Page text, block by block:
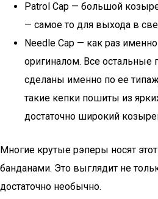
Patrol Cap — большой
— самое то для выхода в
Needle Cap — как раз именно
оригиналом. Все
сделаны именно по ее
такие кепки пошиты из
достаточно широкий
Многие крутые рэперы носят
банданами. Это выглядит не
достаточно необычно.